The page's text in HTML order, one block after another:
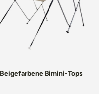
Beigefarbene Bimini-Tops